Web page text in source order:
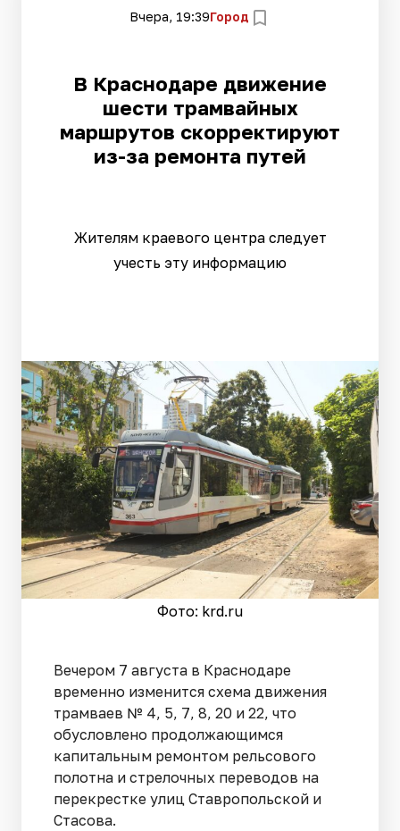
Вчера, 19:39Город
В Краснодаре движение
шести трамвайных
маршрутов скорректируют
из-за ремонта путей
Жителям краевого центра следует
учесть эту информацию
Фото: krd.ru
Вечером 7 августа в Краснодаре
временно изменится схема движения
трамваев № 4, 5, 7, 8, 20 и 22, что
обусловлено продолжающимся
капитальным ремонтом рельсового
полотна и стрелочных переводов на
перекрестке улиц Ставропольской и
Стасова.